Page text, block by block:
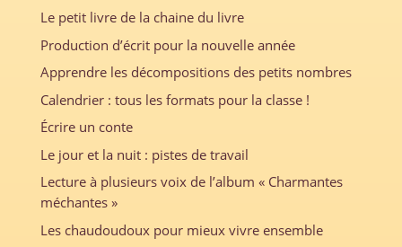
Le petit livre de la chaine du livre
Production d’écrit pour la nouvelle année
Apprendre les décompositions des petits nombres
Calendrier : tous les formats pour la classe !
Écrire un conte
Le jour et la nuit : pistes de travail
Lecture à plusieurs voix de l’album « Charmantes
méchantes »
Les chaudoudoux pour mieux vivre ensemble